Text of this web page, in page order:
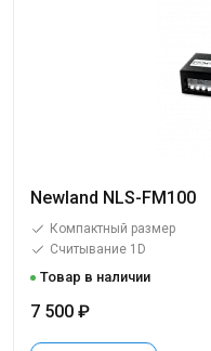
Newland NLS-FM100
Компактный размер
Считывание 1D
Товар в наличии
7 500 ₽